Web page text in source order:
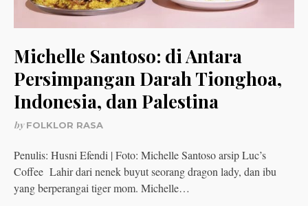
Michelle Santoso: di Antara
Persimpangan Darah Tionghoa,
Indonesia, dan Palestina
byFOLKLOR RASA
Penulis: Husni Efendi | Foto: Michelle Santoso arsip Luc’s
Coffee Lahir dari nenek buyut seorang dragon lady, dan ibu
yang berperangai tiger mom. Michelle…